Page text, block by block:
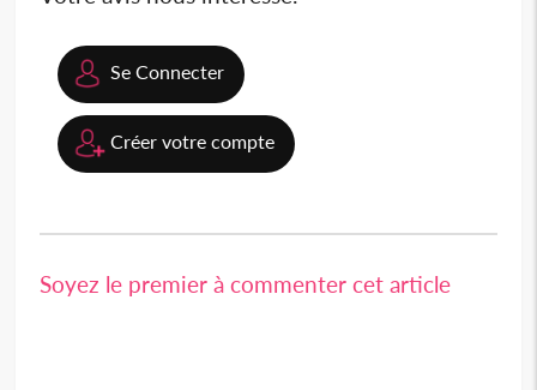
Se Connecter
Créer votre compte
Soyez le premier à commenter cet article